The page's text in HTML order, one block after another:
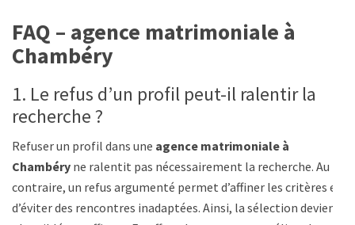
FAQ – agence matrimoniale à
Chambéry
1. Le refus d’un profil peut-il ralentir la
recherche ?
Refuser un profil dans une agence matrimoniale à
Chambéry ne ralentit pas nécessairement la recherche. Au
contraire, un refus argumenté permet d’affiner les critères et
d’éviter des rencontres inadaptées. Ainsi, la sélection devient